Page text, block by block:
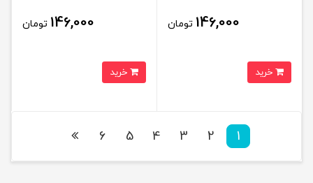
146,000 تومان 146,000 تومان
1
2
3
4
5
6